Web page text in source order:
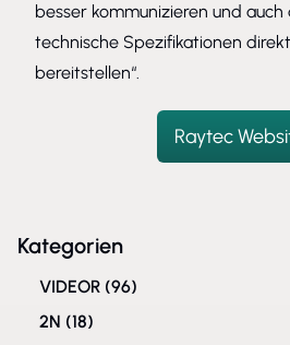
besser kommunizieren und
technische Spezifikationen
bereitstellen“.
Raytec
Kategorien
VIDEOR (96)
2N (18)